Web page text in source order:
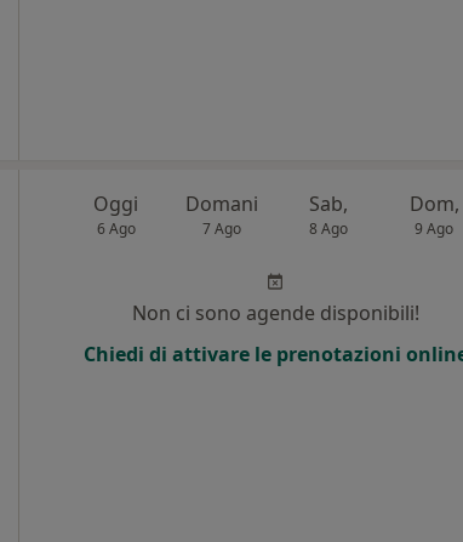
Oggi
6 Ago
Domani
7 Ago
Sab,
8 Ago
Dom,
9 Ago
Non ci sono agende disponibili!
Chiedi di attivare le prenotazioni